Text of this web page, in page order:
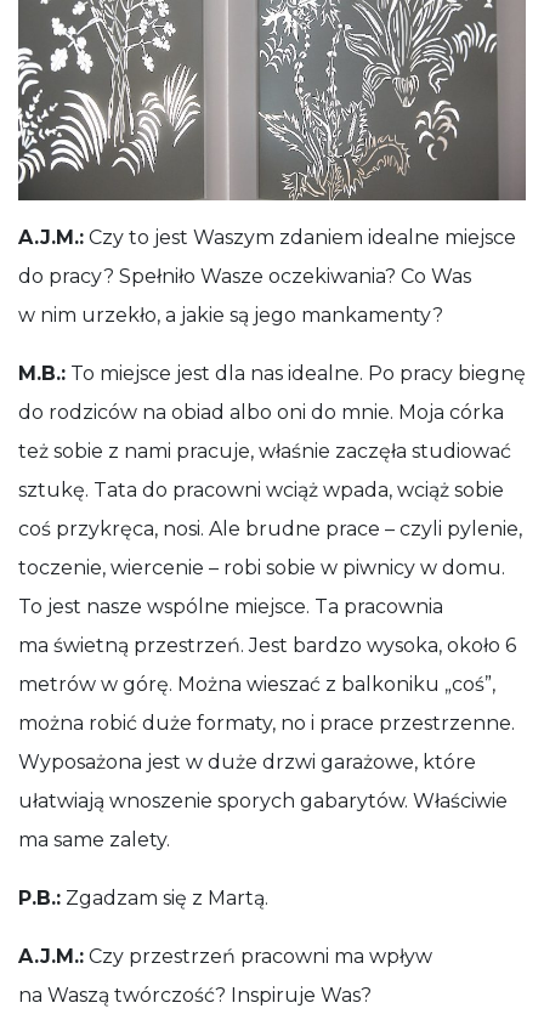
A.J.M.: Czy to jest Waszym zdaniem idealne miejsce
do pracy? Spełniło Wasze oczekiwania? Co Was
w nim urzekło, a jakie są jego mankamenty?
M.B.: To miejsce jest dla nas idealne. Po pracy biegnę
do rodziców na obiad albo oni do mnie. Moja córka
też sobie z nami pracuje, właśnie zaczęła studiować
sztukę. Tata do pracowni wciąż wpada, wciąż sobie
coś przykręca, nosi. Ale brudne prace – czyli pylenie,
toczenie, wiercenie – robi sobie w piwnicy w domu.
To jest nasze wspólne miejsce. Ta pracownia
ma świetną przestrzeń. Jest bardzo wysoka, około 6
metrów w górę. Można wieszać z balkoniku „coś”,
można robić duże formaty, no i prace przestrzenne.
Wyposażona jest w duże drzwi garażowe, które
ułatwiają wnoszenie sporych gabarytów. Właściwie
ma same zalety.
P.B.: Zgadzam się z Martą.
A.J.M.: Czy przestrzeń pracowni ma wpływ
na Waszą twórczość? Inspiruje Was?